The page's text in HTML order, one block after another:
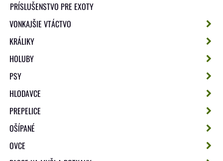
PRÍSLUŠENSTVO PRE EXOTY
VONKAJŠIE VTÁCTVO
KRÁLIKY
HOLUBY
PSY
HLODAVCE
PREPELICE
OŠÍPANÉ
OVCE